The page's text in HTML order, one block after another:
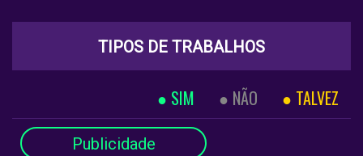
TIPOS DE TRABALHOS
SIM NÃO TALVEZ
Publicidade